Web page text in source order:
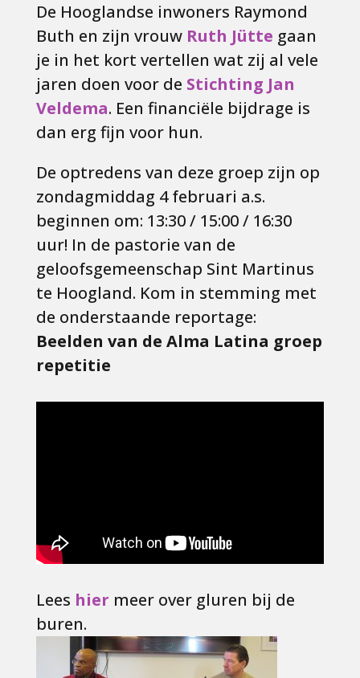
De Hooglandse inwoners Raymond
Buth en zijn vrouw Ruth Jütte gaan
je in het kort vertellen wat zij al vele
jaren doen voor de Stichting Jan
Veldema. Een financiële bijdrage is
dan erg fijn voor hun.
De optredens van deze groep zijn op
zondagmiddag 4 februari a.s.
beginnen om: 13:30 / 15:00 / 16:30
uur! In de pastorie van de
geloofsgemeenschap Sint Martinus
te Hoogland. Kom in stemming met
de onderstaande reportage:
Beelden van de Alma Latina groep
repetitie
Lees hier meer over gluren bij de
buren.